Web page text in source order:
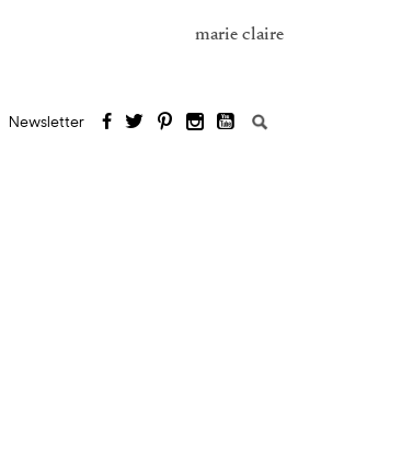
marie claire
Newsletter
Search